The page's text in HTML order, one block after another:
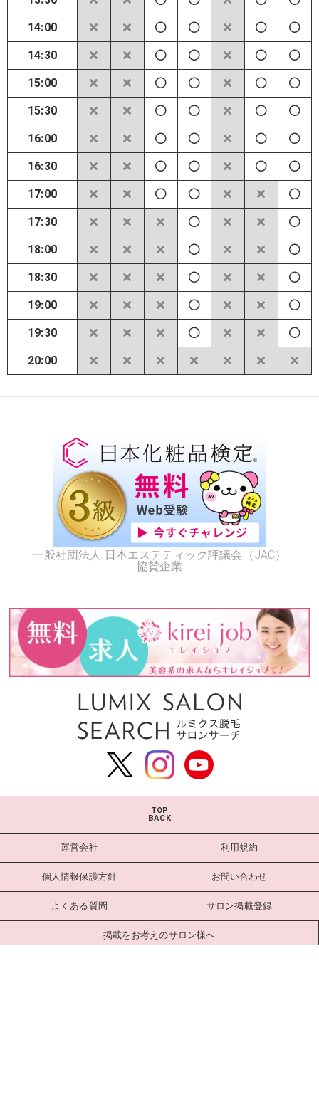
14:00
14:30
15:00
15:30
16:00
16:30
17:00
17:30
18:00
18:30
19:00
19:30
20:00
一般社団法人 日本エステティック評議会（JAC）
協賛企業
TOP
BACK
運営会社 利用規約
個人情報保護方針 お問い合わせ
よくある質問 サロン掲載登録
掲載をお考えのサロン様へ